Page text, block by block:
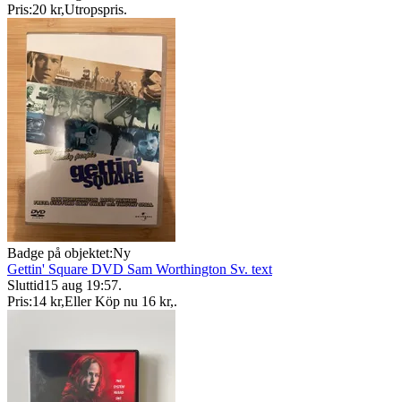
Pris:20 kr,Utropspris.
Badge på objektet:Ny
Gettin' Square DVD Sam Worthington Sv. text
Sluttid15 aug 19:57.
Pris:14 kr,Eller Köp nu 16 kr,.